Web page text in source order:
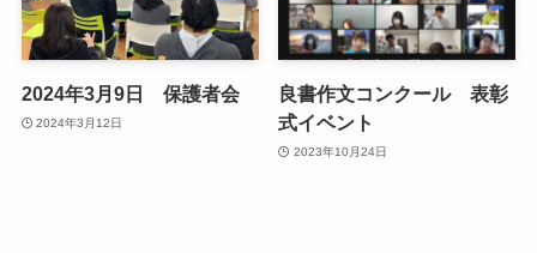
2024年3月9日 保護者会
2024年3月12日
良書作文コンクール 表彰
式イベント
2023年10月24日